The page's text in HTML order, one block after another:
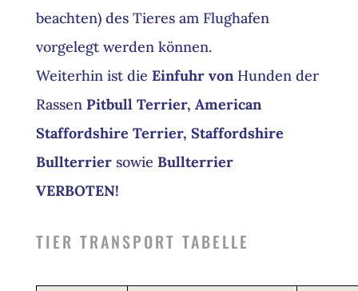
beachten) des Tieres am Flughafen
vorgelegt werden können.
Weiterhin ist die Einfuhr von Hunden der
Rassen Pitbull Terrier, American
Staffordshire Terrier, Staffordshire
Bullterrier sowie Bullterrier
VERBOTEN!
TIER TRANSPORT TABELLE